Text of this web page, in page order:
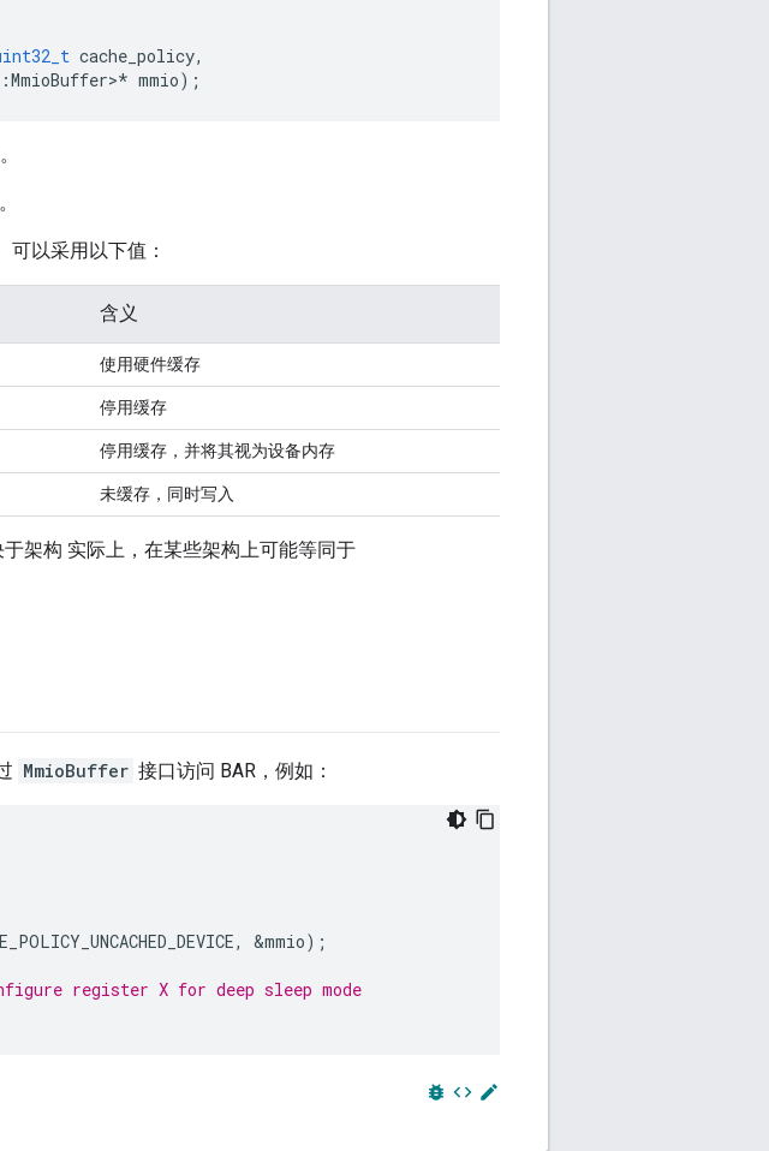
cache_policy,
MmioBuffer>* mmio);
可以采用以下值：
含义
使用硬件缓存
停用缓存
停用缓存，并将其视为设备内存
未缓存，同时写入
于架构 实际上，在某些架构上可能等同于
MmioBuffer 接口访问 BAR，例如：
, &mmio);
register X for deep sleep mode
bug_report code edit